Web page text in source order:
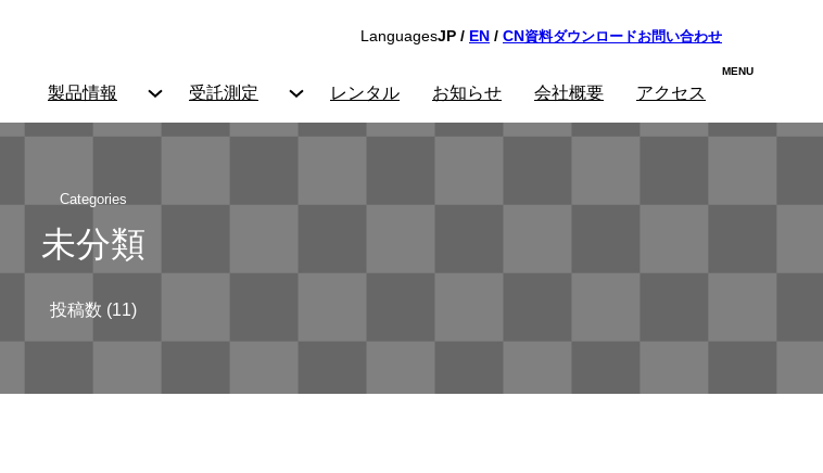
LanguagesJP / EN / CN 資料ダウンロードお問い合わせ
製品情報 受託測定 レンタル お知らせ 会社概要 アクセス
Categories
未分類